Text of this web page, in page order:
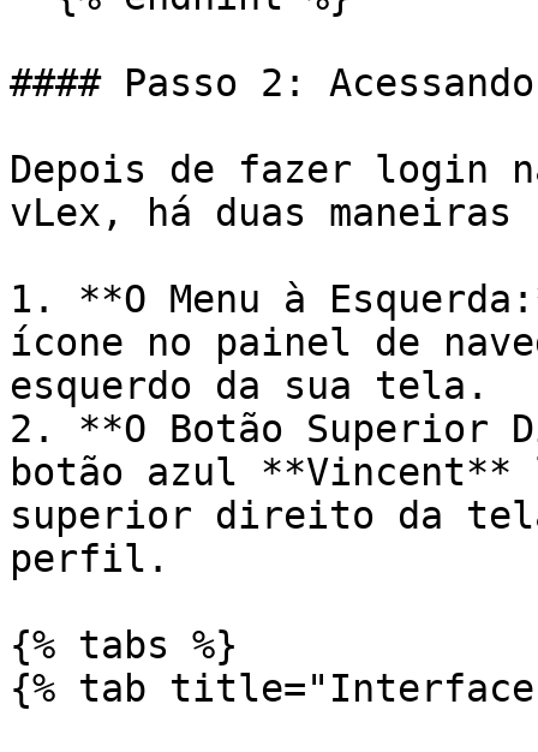
#### Passo 2:
Depois de fazer login
vLex, há duas
1. **O Menu à
ícone no painel de
esquerdo da sua tela.
2. **O Botão Superior
botão azul **Vincent**
superior direito da
perfil.
{% tabs %}
{% tab title="Interface